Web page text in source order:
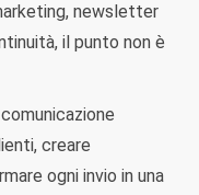
newsletter
il punto non è
creare
ogni invio in una